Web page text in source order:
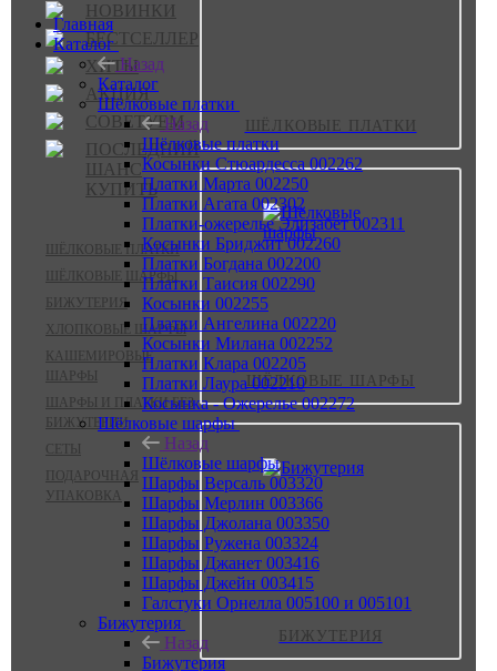
НОВИНКИ
БЕСТСЕЛЛЕР
ХИТЫ
АКЦИЯ
СОВЕТУЕМ
ПОСЛЕДНИЙ
ШАНС
КУПИТЬ
ШЁЛКОВЫЕ ПЛАТКИ
ШЁЛКОВЫЕ ШАРФЫ
БИЖУТЕРИЯ
ХЛОПКОВЫЕ ШАРФЫ
КАШЕМИРОВЫЕ
ШАРФЫ
ШАРФЫ И ПЛАТКИ БЕЗ
БИЖУТЕРИИ
СЕТЫ
ПОДАРОЧНАЯ
УПАКОВКА
ШЁЛКОВЫЕ ПЛАТКИ
ШЁЛКОВЫЕ ШАРФЫ
БИЖУТЕРИЯ
Главная
Каталог
Назад
Каталог
Шёлковые платки
Назад
Шёлковые платки
Косынки Стюардесса 002262
Платки Марта 002250
Платки Агата 002302
Платки-ожерелье Элизабет 002311
Косынки Бриджит 002260
Платки Богдана 002200
Платки Таисия 002290
Косынки 002255
Платки Ангелина 002220
Косынки Милана 002252
Платки Клара 002205
Платки Лаура 002210
Косынка - Ожерелье 002272
Шёлковые шарфы
Назад
Шёлковые шарфы
Шарфы Версаль 003320
Шарфы Мерлин 003366
Шарфы Джолана 003350
Шарфы Ружена 003324
Шарфы Джанет 003416
Шарфы Джейн 003415
Галстуки Орнелла 005100 и 005101
Бижутерия
Назад
Бижутерия